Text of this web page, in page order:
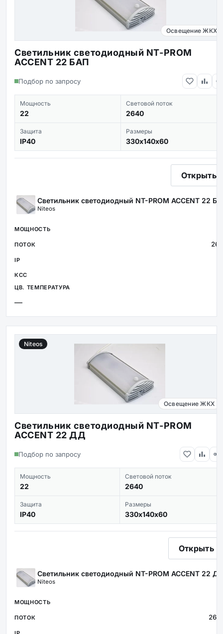
Освещение ЖКХ
Светильник светодиодный NT-PROM
ACCENT 22 БАП
Подбор по запросу
Мощность
22
Световой поток
2640
Защита
IP40
Размеры
330х140х60
Открыть
Светильник светодиодный NT-PROM ACCENT 22
Niteos
—
Niteos
Освещение ЖКХ
Светильник светодиодный NT-PROM
ACCENT 22 ДД
Подбор по запросу
Мощность
22
Световой поток
2640
Защита
IP40
Размеры
330х140х60
Открыть
Светильник светодиодный NT-PROM ACCENT 22
Niteos